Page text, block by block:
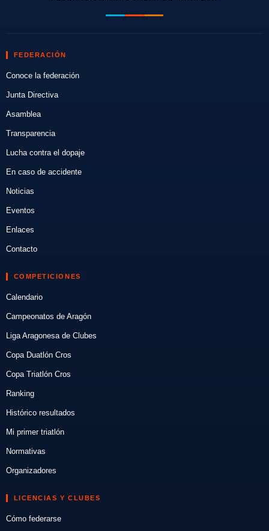
FEDERACIÓN
Conoce la federación
Junta Directiva
Asamblea
Transparencia
Lucha contra el dopaje
En caso de accidente
Noticias
Eventos
Enlaces
Contacto
COMPETICIONES
Calendario
Campeonatos de Aragón
Liga Aragonesa de Clubes
Copa Duatlón Cros
Copa Triatlón Cros
Ranking
Histórico resultados
Mi primer triatlón
Normativas
Organizadores
LICENCIAS Y CLUBES
Cómo federarse